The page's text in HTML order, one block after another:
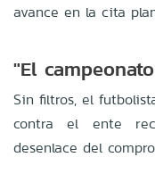
avance en la cita
"El
Sin filtros, el
contra el ente
desenlace del